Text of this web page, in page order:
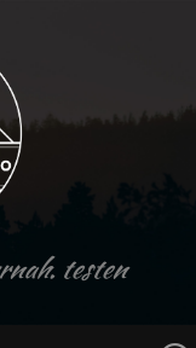
testen